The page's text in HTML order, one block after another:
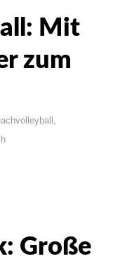
Mit
zum
,
Große